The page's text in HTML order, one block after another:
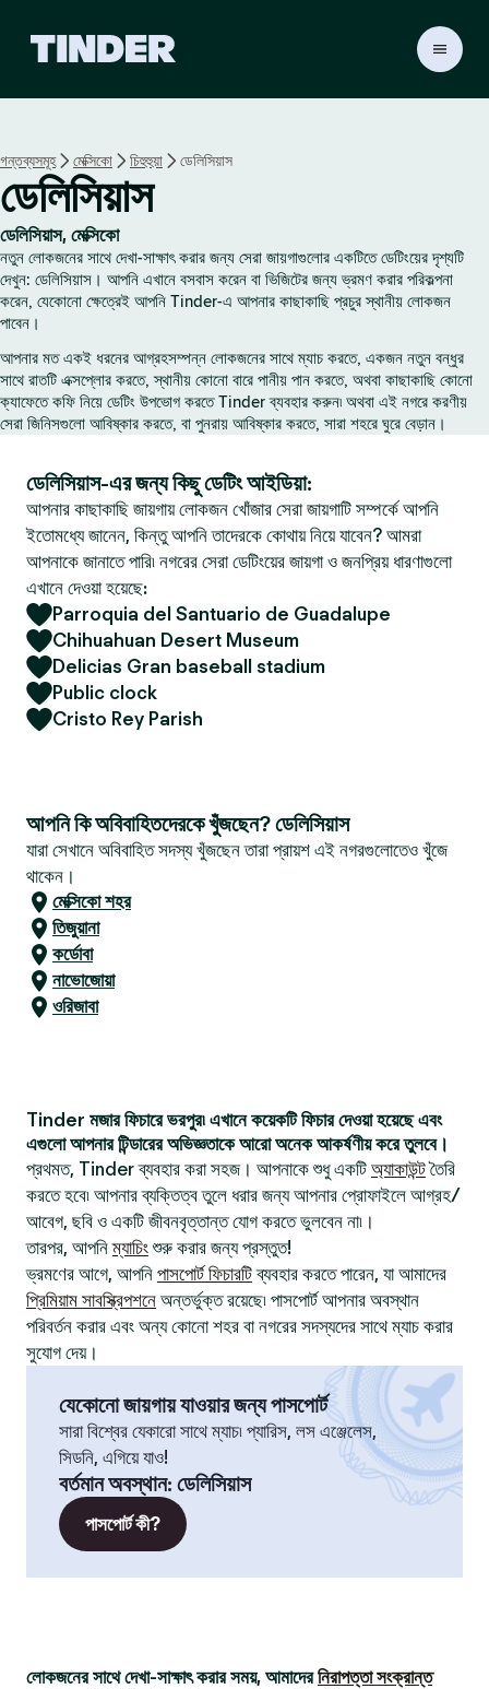
r
গন্তব্যসমূহ মেক্সিকো চিহুহুয়া ডেলিসিয়াস
ডেলিসিয়াস
ডেলিসিয়াস, মেক্সিকো
নতুন লোকজনের সাথে দেখা-সাক্ষাৎ করার জন্য সেরা জায়গাগুলোর একটিতে ডেটিংয়ের দৃশ্যটি
দেখুন: ডেলিসিয়াস। আপনি এখানে বসবাস করেন বা ভিজিটের জন্য ভ্রমণ করার পরিকল্পনা
করেন, যেকোনো ক্ষেত্রেই আপনি Tinder-এ আপনার কাছাকাছি প্রচুর স্থানীয় লোকজন
পাবেন।
আপনার মত একই ধরনের আগ্রহসম্পন্ন লোকজনের সাথে ম্যাচ করতে, একজন নতুন বন্ধুর
সাথে রাতটি এক্সপ্লোর করতে, স্থানীয় কোনো বারে পানীয় পান করতে, অথবা কাছাকাছি কোনো
ক্যাফেতে কফি নিয়ে ডেটিং উপভোগ করতে Tinder ব্যবহার করুন৷ অথবা এই নগরে করণীয়
সেরা জিনিসগুলো আবিষ্কার করতে, বা পুনরায় আবিষ্কার করতে, সারা শহরে ঘুরে বেড়ান।
ডেলিসিয়াস-এর জন্য কিছু ডেটিং আইডিয়া:
আপনার কাছাকাছি জায়গায় লোকজন খোঁজার সেরা জায়গাটি সম্পর্কে আপনি
ইতোমধ্যে জানেন, কিন্তু আপনি তাদেরকে কোথায় নিয়ে যাবেন? আমরা
আপনাকে জানাতে পারি৷ নগরের সেরা ডেটিংয়ের জায়গা ও জনপ্রিয় ধারণাগুলো
এখানে দেওয়া হয়েছে:
Parroquia del Santuario de Guadalupe
Chihuahuan Desert Museum
Delicias Gran baseball stadium
Public clock
Cristo Rey Parish
আপনি কি অবিবাহিতদেরকে খুঁজছেন? ডেলিসিয়াস
যারা সেখানে অবিবাহিত সদস্য খুঁজছেন তারা প্রায়শ এই নগরগুলোতেও খুঁজে
থাকেন।
মেক্সিকো শহর
তিজুয়ানা
কর্ডোবা
নাভোজোয়া
ওরিজাবা
Tinder মজার ফিচারে ভরপুর৷ এখানে কয়েকটি ফিচার দেওয়া হয়েছে এবং
এগুলো আপনার টিন্ডারের অভিজ্ঞতাকে আরো অনেক আকর্ষণীয় করে তুলবে।
প্রথমত, Tinder ব্যবহার করা সহজ। আপনাকে শুধু একটি অ্যাকাউন্টতৈরি
করতে হবে৷ আপনার ব্যক্তিত্ব তুলে ধরার জন্য আপনার প্রোফাইলে আগ্রহ/
আবেগ, ছবি ও একটি জীবনবৃত্তান্ত যোগ করতে ভুলবেন না৷।
তারপর, আপনিম্যাচিং শুরু করার জন্য প্রস্তুত!
ভ্রমণের আগে, আপনি পাসপোর্ট ফিচারটিব্যবহার করতে পারেন, যা আমাদের
প্রিমিয়াম সাবস্ক্রিপশনে অন্তর্ভুক্ত রয়েছে৷ পাসপোর্ট আপনার অবস্থান
পরিবর্তন করার এবং অন্য কোনো শহর বা নগরের সদস্যদের সাথে ম্যাচ করার
সুযোগ দেয়।
যেকোনো জায়গায় যাওয়ার জন্য পাসপোর্ট
সারা বিশ্বের যেকারো সাথে ম্যাচ৷ প্যারিস, লস এঞ্জেলেস,
সিডনি, এগিয়ে যাও!
বর্তমান অবস্থান: ডেলিসিয়াস
পাসপোর্ট কী?
লোকজনের সাথে দেখা-সাক্ষাৎ করার সময়, আমাদেরনিরাপত্তা সংক্রান্ত